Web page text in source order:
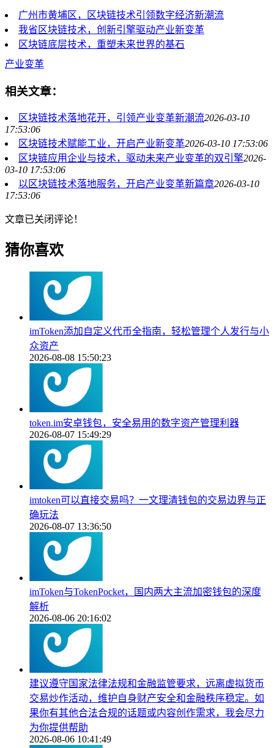
广州市黄埔区，区块链技术引领数字经济新潮流
我省区块链技术，创新引擎驱动产业新变革
区块链底层技术，重塑未来世界的基石
产业变革
相关文章：
区块链技术落地花开，引领产业变革新潮流2026-03-10
17:53:06
区块链技术赋能工业，开启产业新变革2026-03-10 17:53:06
区块链应用企业与技术，驱动未来产业变革的双引擎2026-
03-10 17:53:06
以区块链技术落地服务，开启产业变革新篇章2026-03-10
17:53:06
文章已关闭评论！
猜你喜欢
imToken添加自定义代币全指南，轻松管理个人发行与小
众资产
2026-08-08 15:50:23
token.im安卓钱包，安全易用的数字资产管理利器
2026-08-07 15:49:29
imtoken可以直接交易吗？一文理清钱包的交易边界与正
确玩法
2026-08-07 13:36:50
imToken与TokenPocket，国内两大主流加密钱包的深度
解析
2026-08-06 20:16:02
建议遵守国家法律法规和金融监管要求，远离虚拟货币
交易炒作活动，维护自身财产安全和金融秩序稳定。如
果你有其他合法合规的话题或内容创作需求，我会尽力
为你提供帮助
2026-08-06 10:41:49